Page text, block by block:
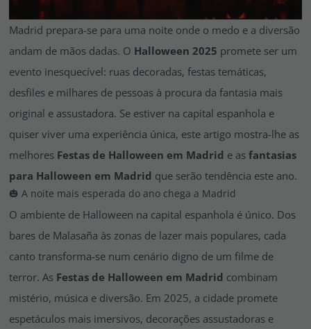
Vá em frente! Estávamos esperando por você.
CRIAR CONTA
Madrid prepara-se para uma noite onde o medo e a diversão
andam de mãos dadas. O Halloween 2025 promete ser um
evento inesquecível: ruas decoradas, festas temáticas,
desfiles e milhares de pessoas à procura da fantasia mais
original e assustadora. Se estiver na capital espanhola e
quiser viver uma experiência única, este artigo mostra-lhe as
melhores Festas de Halloween em Madrid e as fantasias
para Halloween em Madrid que serão tendência este ano.
🎃 A noite mais esperada do ano chega a Madrid
O ambiente de Halloween na capital espanhola é único. Dos
bares de Malasaña às zonas de lazer mais populares, cada
canto transforma-se num cenário digno de um filme de
terror. As Festas de Halloween em Madrid combinam
mistério, música e diversão. Em 2025, a cidade promete
espetáculos mais imersivos, decorações assustadoras e